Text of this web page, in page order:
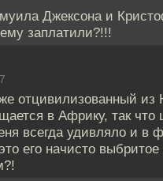
Джексона и
заплатили?!!!
отцивилизованный из
в Африку, так что
всегда удивляло и в
его начисто